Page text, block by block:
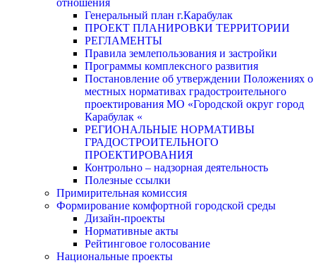
Генеральный план г.Карабулак
ПРОЕКТ ПЛАНИРОВКИ ТЕРРИТОРИИ
РЕГЛАМЕНТЫ
Правила землепользования и застройки
Программы комплексного развития
Постановление об утверждении Положениях о
местных нормативах градостроительного
проектирования МО «Городской округ город
Карабулак «
РЕГИОНАЛЬНЫЕ НОРМАТИВЫ
ГРАДОСТРОИТЕЛЬНОГО
ПРОЕКТИРОВАНИЯ
Контрольно – надзорная деятельность
Полезные ссылки
Примирительная комиссия
Формирование комфортной городской среды
Дизайн-проекты
Нормативные акты
Рейтинговое голосование
Национальные проекты